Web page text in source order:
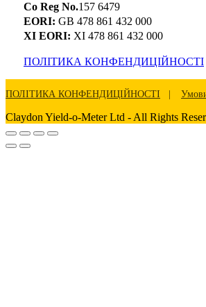
Co Reg No.157 6479
EORI: GB 478 861 432 000
XI EORI: XI 478 861 432 000
ПОЛІТИКА КОНФЕНДИЦІЙНОСТІ
ПОЛІТИКА КОНФЕНДИЦІЙНОСТІ
Claydon Yield-o-Meter Ltd - All Rights